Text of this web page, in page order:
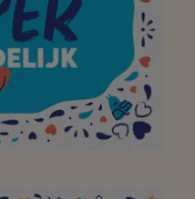
om een
te
Bedankt!